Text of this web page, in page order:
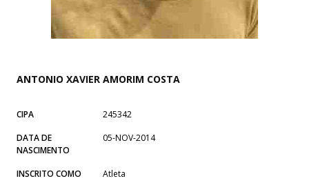
ANTONIO XAVIER AMORIM COSTA
CIPA
245342
DATA DE
NASCIMENTO
05-NOV-2014
INSCRITO COMO Atleta